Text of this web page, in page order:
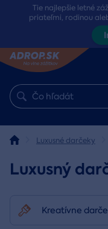
Tie najlepšie letné
priateľmi, rodinou
Luxusné darčeky
Luxusný
Kreatívne